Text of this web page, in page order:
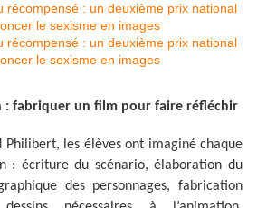
: fabriquer un film pour faire réfléchir
Philibert, les élèves ont imaginé chaque
: écriture du scénario, élaboration du
des personnages, fabrication